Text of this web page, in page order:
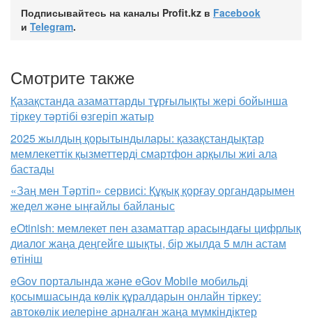
Подписывайтесь на каналы Profit.kz в Facebook
и Telegram.
Смотрите также
Қазақстанда азаматтарды тұрғылықты жері бойынша
тіркеу тәртібі өзгеріп жатыр
2025 жылдың қорытындылары: қазақстандықтар
мемлекеттік қызметтерді смартфон арқылы жиі ала
бастады
«Заң мен Тәртіп» сервисі: Құқық қорғау органдарымен
жедел және ыңғайлы байланыс
eOtinish: мемлекет пен азаматтар арасындағы цифрлық
диалог жаңа деңгейге шықты, бір жылда 5 млн астам
өтініш
eGov порталында және eGov Mobile мобильді
қосымшасында көлік құралдарын онлайн тіркеу:
автокөлік иелеріне арналған жаңа мүмкіндіктер